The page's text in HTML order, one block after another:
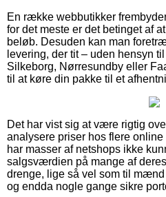
En række webbutikker
for det meste er det betinget af
beløb. Desuden kan man
levering, der tit – uden hensyn
Silkeborg, Nørresundby eller
til at køre din pakke til et
Det har vist sig at være rigtig
analysere priser hos flere
har masser af netshops ikke
salgsværdien på mange af
drenge, lige så vel som til
og endda nogle gange sikre